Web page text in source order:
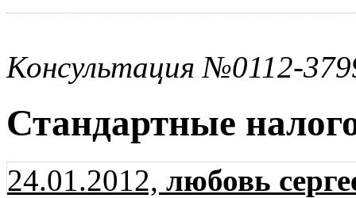
Консультация №0112-
Стандартные
24.01.2012, любовь